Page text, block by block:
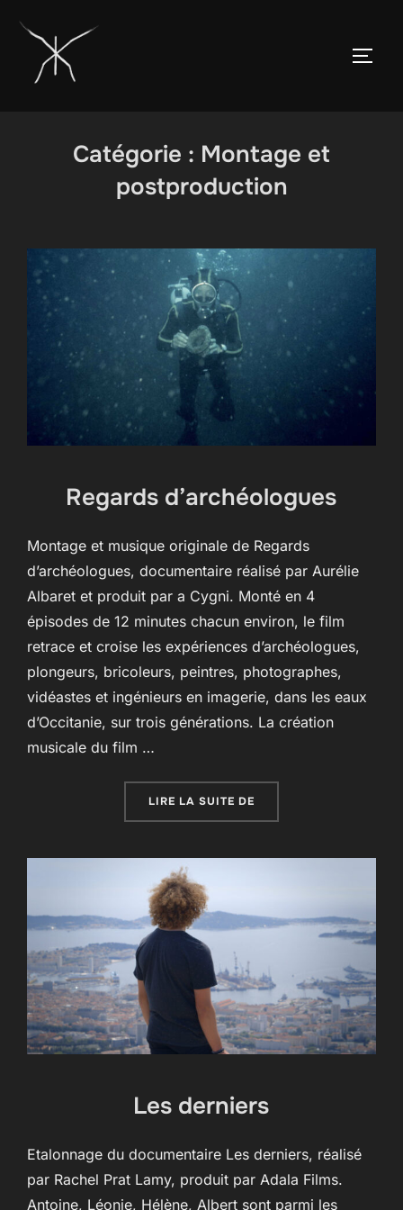
contenu
Catégorie : Montage et
postproduction
Regards d’archéologues
Montage et musique originale de Regards
d’archéologues, documentaire réalisé par Aurélie
Albaret et produit par a Cygni. Monté en 4
épisodes de 12 minutes chacun environ, le film
retrace et croise les expériences d’archéologues,
plongeurs, bricoleurs, peintres, photographes,
vidéastes et ingénieurs en imagerie, dans les eaux
d’Occitanie, sur trois générations. La création
musicale du film …
LIRE LA SUITE DE
Les derniers
Etalonnage du documentaire Les derniers, réalisé
par Rachel Prat Lamy, produit par Adala Films.
Antoine, Léonie, Hélène, Albert sont parmi les